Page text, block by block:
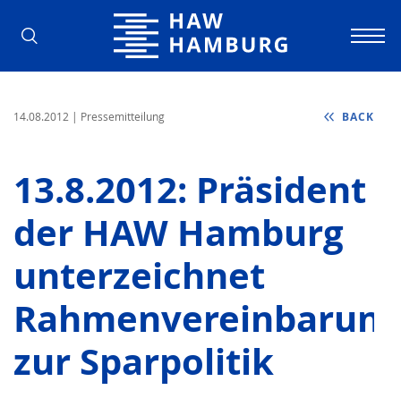
Hamburg University of Applied
14.08.2012 | Pressemitteilung BACK
13.8.2012: Präsident
der HAW Hamburg
unterzeichnet
Rahmenvereinbarung
zur Sparpolitik